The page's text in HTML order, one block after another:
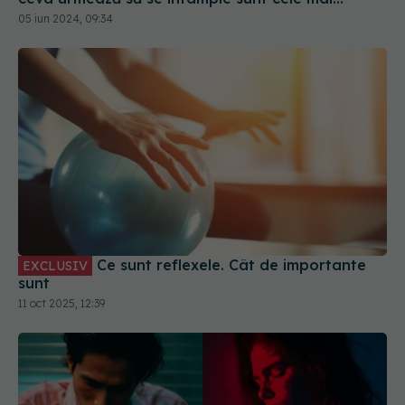
evidente semne
05 iun 2024, 09:34
EXCLUSIV
sunt
11 oct 2025, 12:39